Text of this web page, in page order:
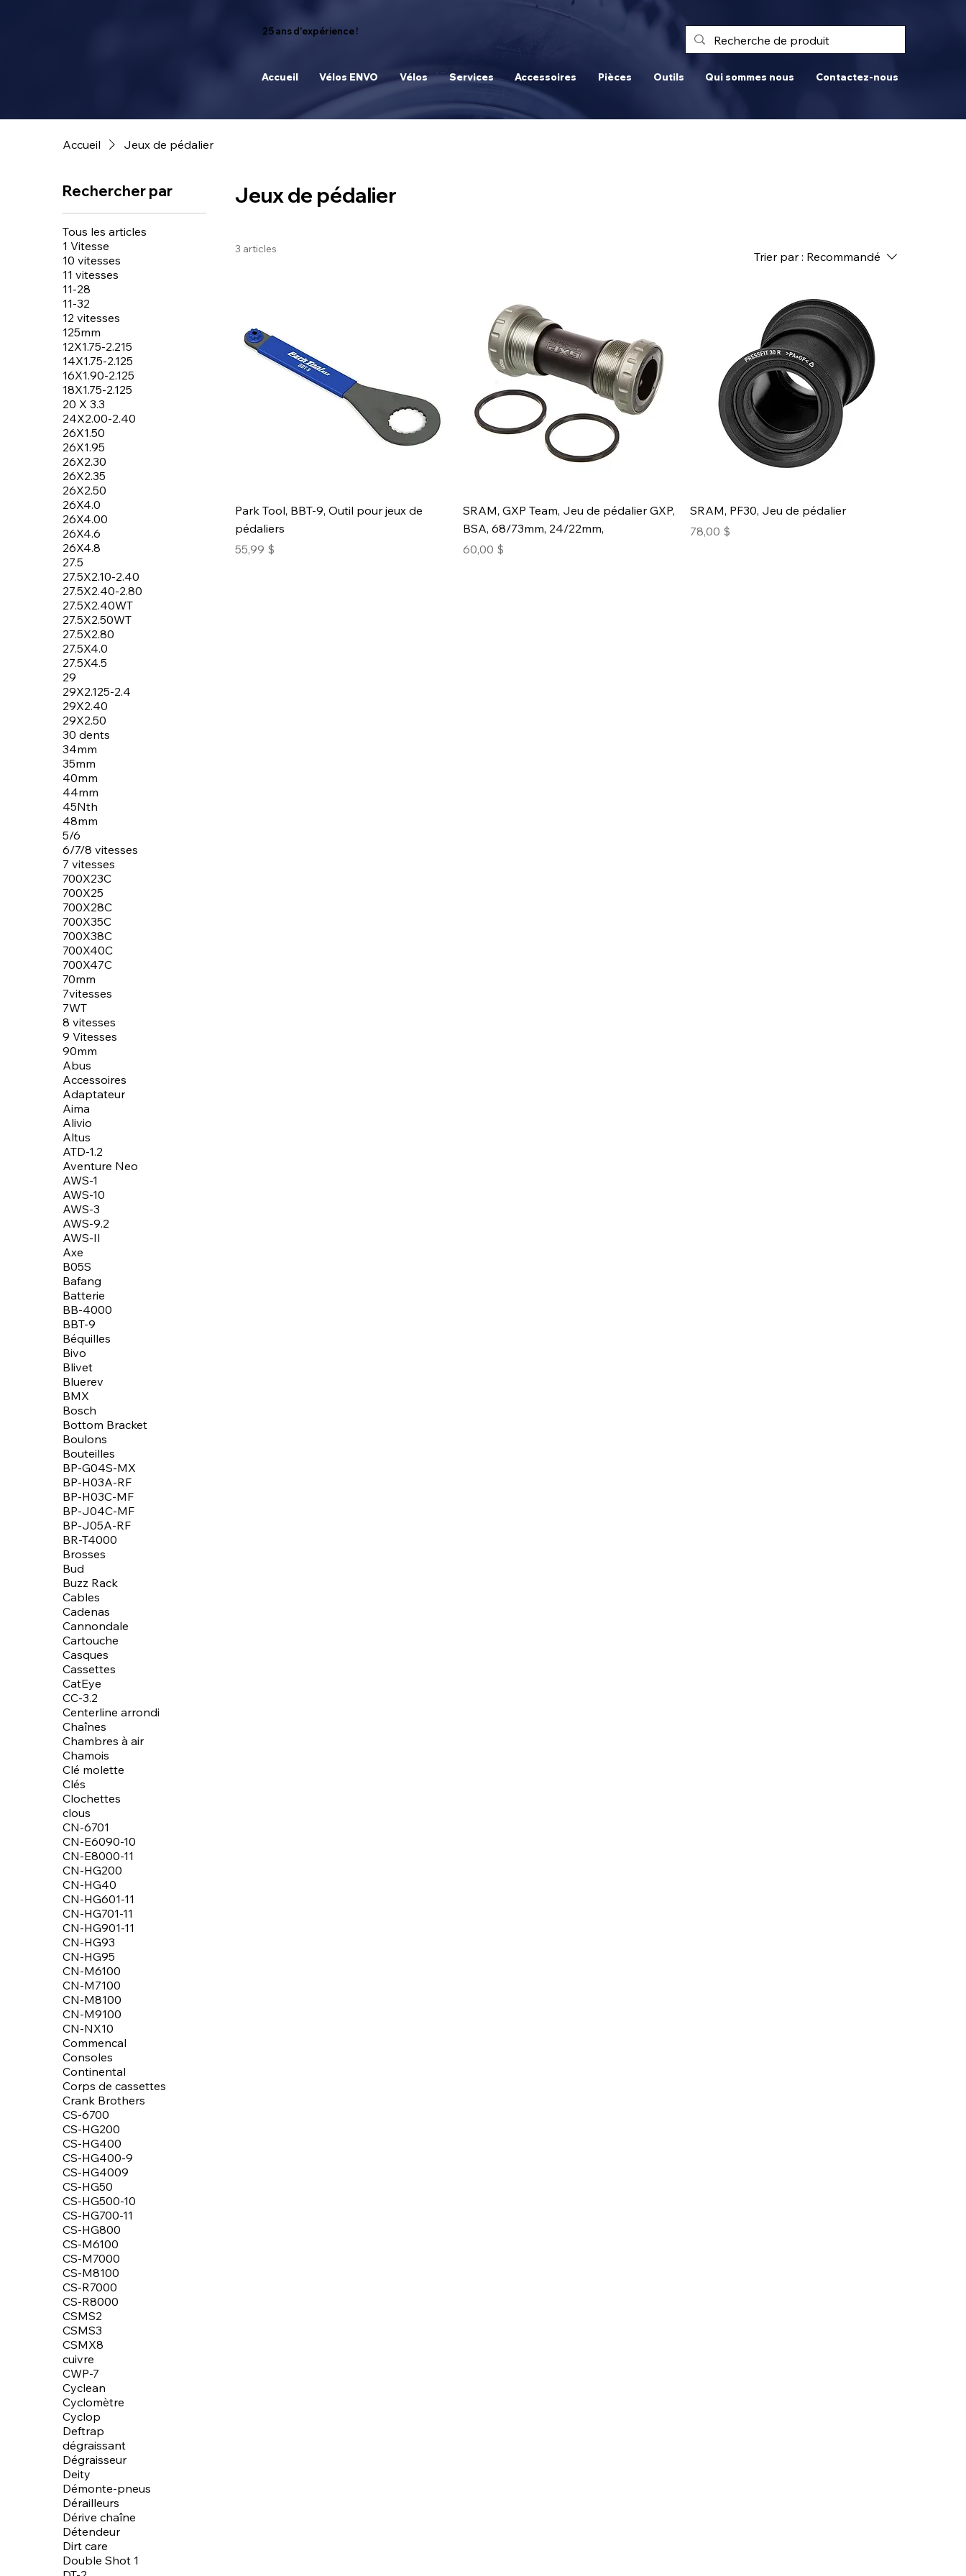
25 ans d'expérience !
Accueil Vélos ENVO Vélos Services Accessoires Pièces Outils Qui sommes nous Contactez-nous
Accueil Jeux de pédalier
Rechercher par
Tous les articles
1 Vitesse
10 vitesses
11 vitesses
11-28
11-32
12 vitesses
125mm
12X1.75-2.215
14X1.75-2.125
16X1.90-2.125
18X1.75-2.125
20 X 3.3
24X2.00-2.40
26X1.50
26X1.95
26X2.30
26X2.35
26X2.50
26X4.0
26X4.00
26X4.6
26X4.8
27.5
27.5X2.10-2.40
27.5X2.40-2.80
27.5X2.40WT
27.5X2.50WT
27.5X2.80
27.5X4.0
27.5X4.5
29
29X2.125-2.4
29X2.40
29X2.50
30 dents
34mm
35mm
40mm
44mm
45Nth
48mm
5/6
6/7/8 vitesses
7 vitesses
700X23C
700X25
700X28C
700X35C
700X38C
700X40C
700X47C
70mm
7vitesses
7WT
8 vitesses
9 Vitesses
90mm
Abus
Accessoires
Adaptateur
Aima
Alivio
Altus
ATD-1.2
Aventure Neo
AWS-1
AWS-10
AWS-3
AWS-9.2
AWS-II
Axe
B05S
Bafang
Batterie
BB-4000
BBT-9
Béquilles
Bivo
Blivet
Bluerev
BMX
Bosch
Bottom Bracket
Boulons
Bouteilles
BP-G04S-MX
BP-H03A-RF
BP-H03C-MF
BP-J04C-MF
BP-J05A-RF
BR-T4000
Brosses
Bud
Buzz Rack
Cables
Cadenas
Cannondale
Cartouche
Casques
Cassettes
CatEye
CC-3.2
Centerline arrondi
Chaînes
Chambres à air
Chamois
Clé molette
Clés
Clochettes
clous
CN-6701
CN-E6090-10
CN-E8000-11
CN-HG200
CN-HG40
CN-HG601-11
CN-HG701-11
CN-HG901-11
CN-HG93
CN-HG95
CN-M6100
CN-M7100
CN-M8100
CN-M9100
CN-NX10
Commencal
Consoles
Continental
Corps de cassettes
Crank Brothers
CS-6700
CS-HG200
CS-HG400
CS-HG400-9
CS-HG4009
CS-HG50
CS-HG500-10
CS-HG700-11
CS-HG800
CS-M6100
CS-M7000
CS-M8100
CS-R7000
CS-R8000
CSMS2
CSMS3
CSMX8
cuivre
CWP-7
Cyclean
Cyclomètre
Cyclop
Deftrap
dégraissant
Dégraisseur
Deity
Démonte-pneus
Dérailleurs
Dérive chaîne
Détendeur
Dirt care
Double Shot 1
Jeux de pédalier
3 articles
Trier par : Recommandé
Park Tool, BBT-9, Outil pour jeux de
pédaliers
Prix
55,99 $
SRAM, GXP Team, Jeu de pédalier GXP,
BSA, 68/73mm, 24/22mm,
Prix
60,00 $
SRAM, PF30, Jeu de pédalier
Prix
78,00 $